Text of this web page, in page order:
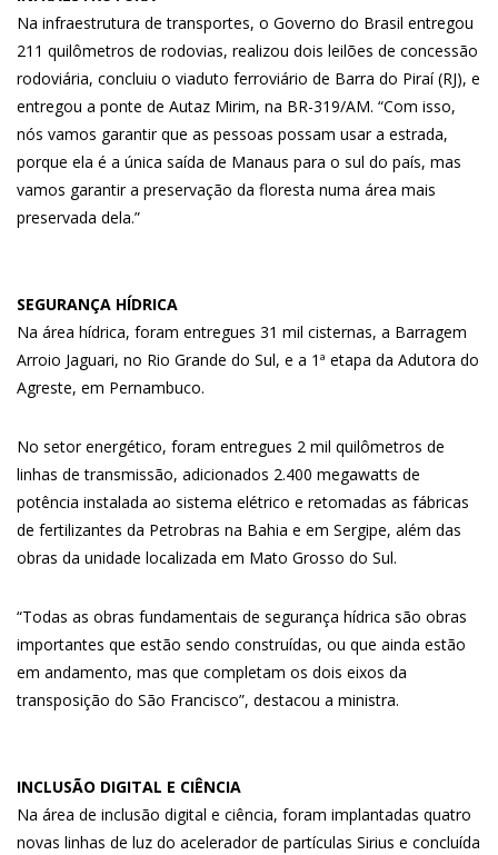
Na infraestrutura de transportes, o Governo do Brasil entregou
211 quilômetros de rodovias, realizou dois leilões de concessão
rodoviária, concluiu o viaduto ferroviário de Barra do Piraí (RJ), e
entregou a ponte de Autaz Mirim, na BR-319/AM. “Com isso,
nós vamos garantir que as pessoas possam usar a estrada,
porque ela é a única saída de Manaus para o sul do país, mas
vamos garantir a preservação da floresta numa área mais
preservada dela.”
SEGURANÇA HÍDRICA
Na área hídrica, foram entregues 31 mil cisternas, a Barragem
Arroio Jaguari, no Rio Grande do Sul, e a 1ª etapa da Adutora do
Agreste, em Pernambuco.
No setor energético, foram entregues 2 mil quilômetros de
linhas de transmissão, adicionados 2.400 megawatts de
potência instalada ao sistema elétrico e retomadas as fábricas
de fertilizantes da Petrobras na Bahia e em Sergipe, além das
obras da unidade localizada em Mato Grosso do Sul.
“Todas as obras fundamentais de segurança hídrica são obras
importantes que estão sendo construídas, ou que ainda estão
em andamento, mas que completam os dois eixos da
transposição do São Francisco”, destacou a ministra.
INCLUSÃO DIGITAL E CIÊNCIA
Na área de inclusão digital e ciência, foram implantadas quatro
novas linhas de luz do acelerador de partículas Sirius e concluída